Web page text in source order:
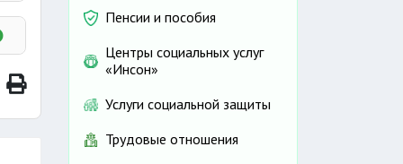
Пенсии и пособия
Центры социальных услуг
«Инсон»
Услуги социальной защиты
Трудовые отношения